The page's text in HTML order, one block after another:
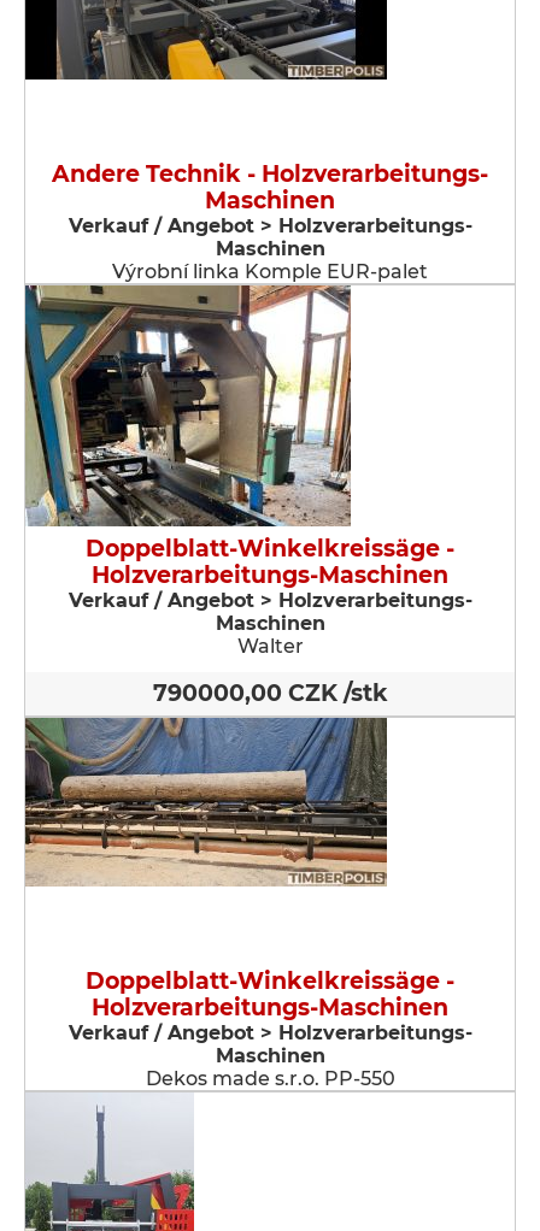
Andere Technik - Holzverarbeitungs-
Maschinen
Verkauf / Angebot > Holzverarbeitungs-
Maschinen
Výrobní linka Komple EUR-palet
Doppelblatt-Winkelkreissäge -
Holzverarbeitungs-Maschinen
Verkauf / Angebot > Holzverarbeitungs-
Maschinen
Walter
790000,00 CZK /stk
Doppelblatt-Winkelkreissäge -
Holzverarbeitungs-Maschinen
Verkauf / Angebot > Holzverarbeitungs-
Maschinen
Dekos made s.r.o. PP-550